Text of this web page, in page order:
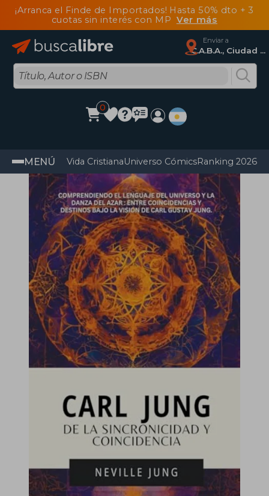
¡Arranca el Finde de Importados! Hasta 50% dto + 3
cuotas sin interés con MP Ver más
Enviar a
C.A.B.A., Ciudad Autónoma De Buenos Aires
0
MENÚ Vida CristianaUniverso CómicsRanking 2026